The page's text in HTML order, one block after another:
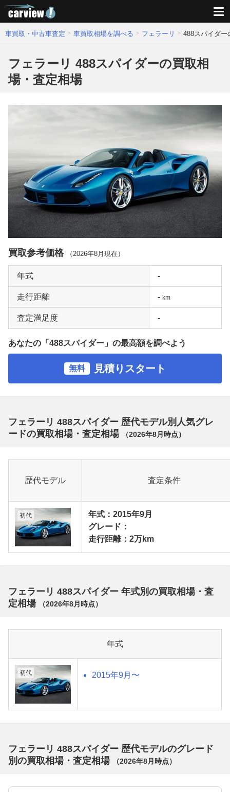
車買取・中古車査定 車買取相場を調べる フェラーリ 488スパイダー
フェラーリ 488スパイダーの買取相
場・査定相場
買取参考価格 （ 2026年8月 現在）
年式 -
走行距離 - km
査定満足度 -
あなたの「488スパイダー」の最高額を調べよう
無料 見積りスタート
フェラーリ 488スパイダー 歴代モデル別人気グレ
ードの買取相場・査定相場
（2026年8月 時点）
歴代モデル 査定条件
初代
年式：2015年9月
グレード：
走行距離：2万km
フェラーリ 488スパイダー 年式別の買取相場・査
定相場
（2026年8月 時点）
年式
初代 2015年9月〜
フェラーリ 488スパイダー 歴代モデルのグレード
別の買取相場・査定相場
（2026年8月 時点）